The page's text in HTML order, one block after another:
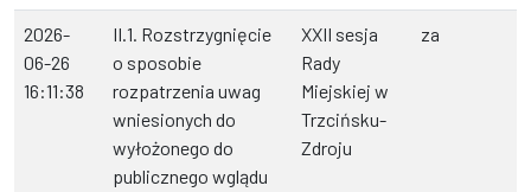
2026-
06-26
16:11:38
II.1. Rozstrzygnięcie
o sposobie
rozpatrzenia uwag
wniesionych do
wyłożonego do
publicznego wglądu
XXII sesja
Rady
Miejskiej w
Trzcińsku-
Zdroju
za